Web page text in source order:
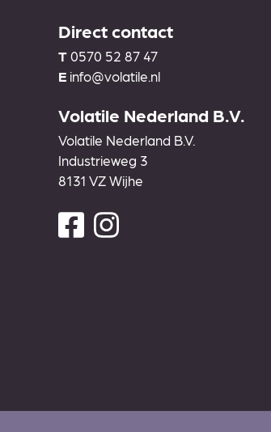
Direct contact
T 0570 52 87 47
E info@volatile.nl
Volatile Nederland B.V.
Volatile Nederland B.V.
Industrieweg 3
8131 VZ Wijhe